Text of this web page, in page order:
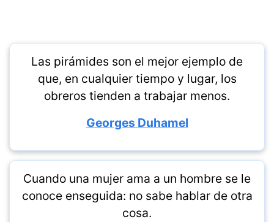
Las pirámides son el mejor ejemplo de
que, en cualquier tiempo y lugar, los
obreros tienden a trabajar menos.
Georges Duhamel
Cuando una mujer ama a un hombre se le
conoce enseguida: no sabe hablar de otra
cosa.